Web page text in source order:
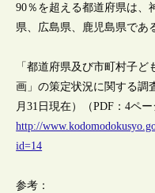
90％を超える都道府県は、
県、広島県、鹿児島県であ
「都道府県及び市町村子ど
画」の策定状況に関する調
月31日現在）（PDF：4ペー
http://
id=14
参考：